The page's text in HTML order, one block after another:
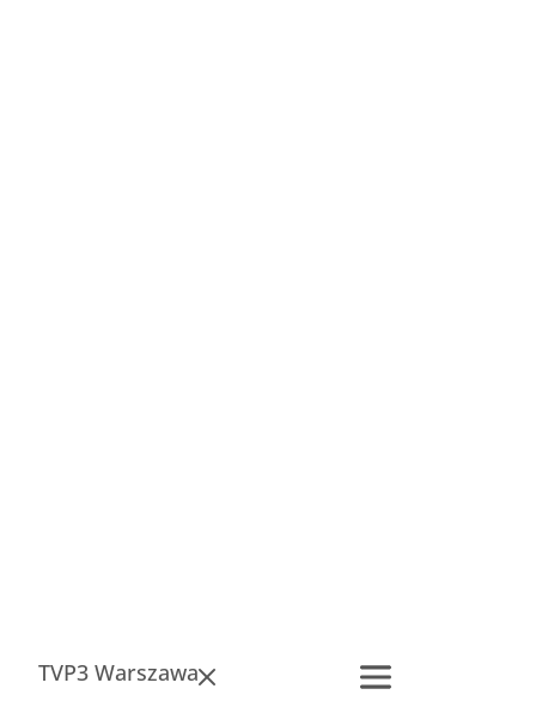
TVP3 Warszawa